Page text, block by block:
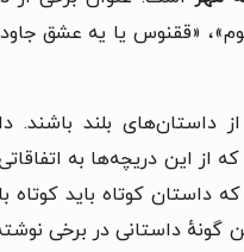
«ققنوس یا یه عشق
داستان‌های بلند
این دریچه‌ها به
کوتاه باید
گونهٔ داستانی در برخی